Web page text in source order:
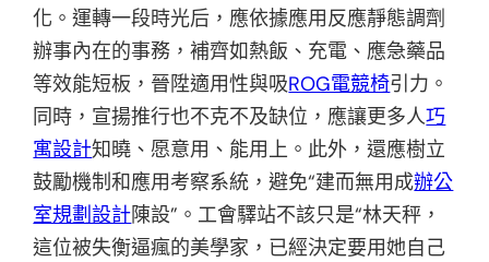
化。運轉一段時光后，應依據應用反應靜態調劑
辦事內在的事務，補齊如熱飯、充電、應急藥品
等效能短板，晉陞適用性與吸ROG電競椅引力。
同時，宣揚推行也不克不及缺位，應讓更多人巧
寓設計知曉、愿意用、能用上。此外，還應樹立
鼓勵機制和應用考察系統，避免“建而無用成辦公
室規劃設計陳設”。工會驛站不該只是“林天秤，
這位被失衡逼瘋的美學家，已經決定要用她自己